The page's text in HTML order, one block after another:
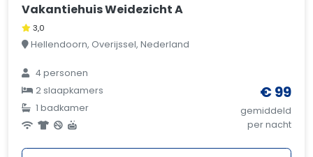
Vakantiehuis Weidezicht A
3,0
Hellendoorn, Overijssel, Nederland
4 personen
2 slaapkamers
1 badkamer
€ 99
gemiddeld
per nacht